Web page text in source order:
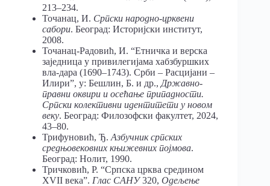
213–234.
Точанац, И. Српски народно-црквени
сабори. Београд: Историјски институт,
2008.
Точанац-Радовић, И. “Етничка и верска
заједница у привилегијама хабзбуршких
вла-дара (1690–1743). Срби – Расцијани –
Илири”, у: Бешлин, Б. и др., Државно-
правни оквири и осећање припадности.
Српски колективни идентитети у новом
веку. Београд: Филозофски факултет, 2024,
43–80.
Трифуновић, Ђ. Азбучник српских
средњовековних књижевних појмова.
Београд: Нолит, 1990.
Тричковић, Р. “Српска црква средином
XVII века”. Глас САНУ320, Одељење